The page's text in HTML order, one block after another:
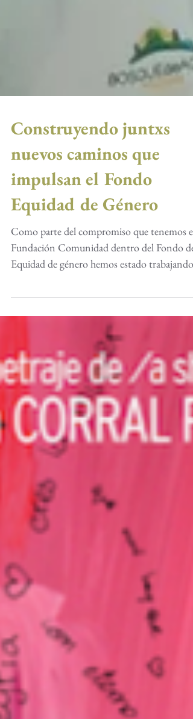
Construyendo juntxs
nuevos caminos que
impulsan el Fondo
Equidad de Género
Como parte del compromiso que tenemos en
Fundación Comunidad dentro del Fondo de
mano a mano...